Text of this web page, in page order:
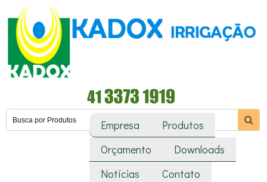
Empresa
Produtos
Orçamento
Downloads
Notícias
Contato